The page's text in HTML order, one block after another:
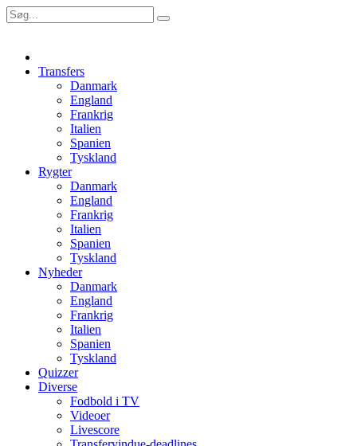
Transfers
Danmark
England
Frankrig
Italien
Spanien
Tyskland
Rygter
Danmark
England
Frankrig
Italien
Spanien
Tyskland
Nyheder
Danmark
England
Frankrig
Italien
Spanien
Tyskland
Quizzer
Diverse
Fodbold i TV
Videoer
Livescore